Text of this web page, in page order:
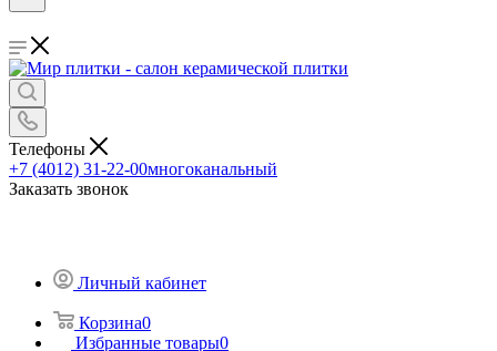
Телефоны
+7 (4012) 31-22-00многоканальный
Заказать звонок
Личный кабинет
Корзина0
Избранные товары0